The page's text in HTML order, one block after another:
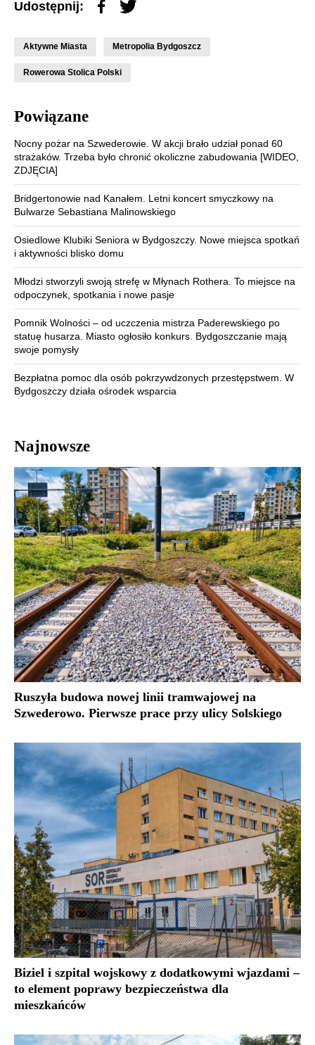
Udostępnij:
Aktywne Miasta Metropolia Bydgoszcz
Rowerowa Stolica Polski
Powiązane
Nocny pożar na Szwederowie. W akcji brało udział ponad 60
strażaków. Trzeba było chronić okoliczne zabudowania [WIDEO,
ZDJĘCIA]
Bridgertonowie nad Kanałem. Letni koncert smyczkowy na
Bulwarze Sebastiana Malinowskiego
Osiedlowe Klubiki Seniora w Bydgoszczy. Nowe miejsca spotkań
i aktywności blisko domu
Młodzi stworzyli swoją strefę w Młynach Rothera. To miejsce na
odpoczynek, spotkania i nowe pasje
Pomnik Wolności – od uczczenia mistrza Paderewskiego po
statuę husarza. Miasto ogłosiło konkurs. Bydgoszczanie mają
swoje pomysły
Bezpłatna pomoc dla osób pokrzywdzonych przestępstwem. W
Bydgoszczy działa ośrodek wsparcia
Najnowsze
Ruszyła budowa nowej linii tramwajowej na
Szwederowo. Pierwsze prace przy ulicy Solskiego
Biziel i szpital wojskowy z dodatkowymi wjazdami –
to element poprawy bezpieczeństwa dla
mieszkańców